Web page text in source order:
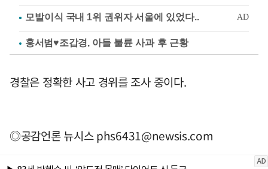
홍서범♥조갑경, 아들 불륜 사과 후 근황
경찰은 정확한 사고 경위를 조사 중이다.
◎공감언론 뉴시스phs6431@newsis.com